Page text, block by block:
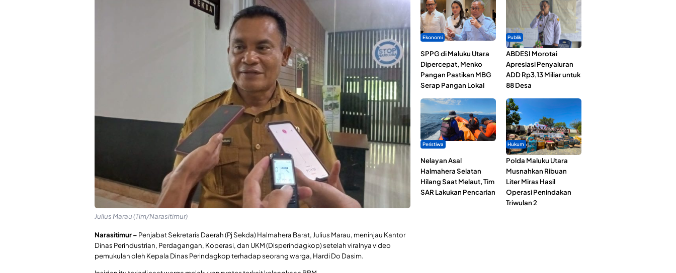
Julius Marau (Tim/Narasitimur)
Narasitimur – Penjabat Sekretaris Daerah (Pj Sekda) Halmahera Barat, Julius Marau, meninjau Kantor
Dinas Perindustrian, Perdagangan, Koperasi, dan UKM (Disperindagkop) setelah viralnya video
pemukulan oleh Kepala Dinas Perindagkop terhadap seorang warga, Hardi Do Dasim.
Ekonomi
SPPG di Maluku Utara
Dipercepat, Menko
Pangan Pastikan MBG
Serap Pangan Lokal
Publik
ABDESI Morotai
Apresiasi Penyaluran
ADD Rp3,13 Miliar untuk
88 Desa
Peristiwa
Nelayan Asal
Halmahera Selatan
Hilang Saat Melaut, Tim
SAR Lakukan Pencarian
Hukum
Polda Maluku Utara
Musnahkan Ribuan
Liter Miras Hasil
Operasi Penindakan
Triwulan 2